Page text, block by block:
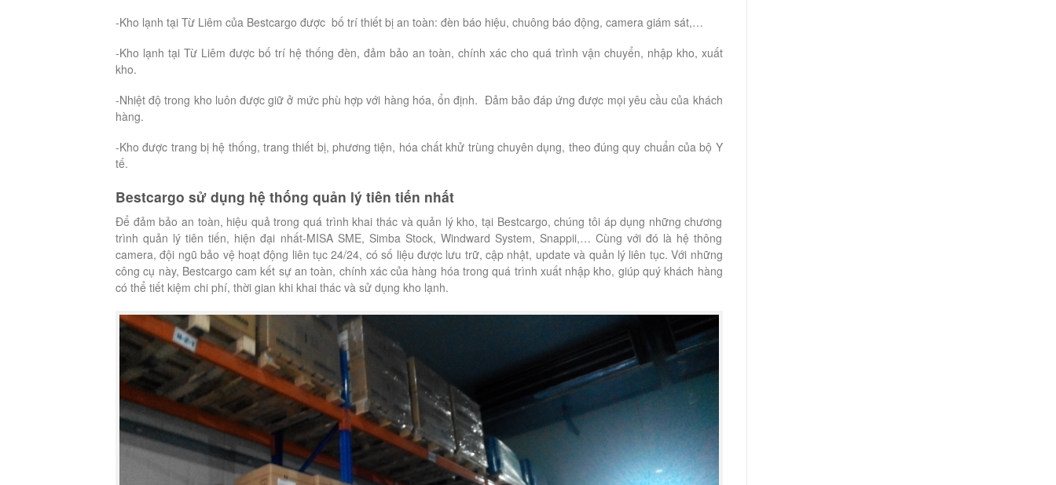
-Kho lạnh tại Từ Liêm của Bestcargo được bố trí thiết bị an toàn: đèn báo hiệu, chuông báo động, camera giám sát,…
-Kho lạnh tại Từ Liêm được bố trí hệ thống đèn, đảm bảo an toàn, chính xác cho quá trình vận chuyển, nhập kho, xuất
kho.
-Nhiệt độ trong kho luôn được giữ ở mức phù hợp với hàng hóa, ổn định. Đảm bảo đáp ứng được mọi yêu cầu của khách
hàng.
-Kho được trang bị hệ thống, trang thiết bị, phương tiện, hóa chất khử trùng chuyên dụng, theo đúng quy chuẩn của bộ Y
tế.
Bestcargo sử dụng hệ thống quản lý tiên tiến nhất
Để đảm bảo an toàn, hiệu quả trong quá trình khai thác và quản lý kho, tại Bestcargo, chúng tôi áp dụng những chương
trình quản lý tiên tiến, hiện đại nhất-MISA SME, Simba Stock, Windward System, Snappii,… Cùng với đó là hệ thông
camera, đội ngũ bảo vệ hoạt động liên tục 24/24, có số liệu được lưu trữ, cập nhật, update và quản lý liên tục. Với những
công cụ này, Bestcargo cam kết sự an toàn, chính xác của hàng hóa trong quá trình xuất nhập kho, giúp quý khách hàng
có thể tiết kiệm chi phí, thời gian khi khai thác và sử dụng kho lạnh.